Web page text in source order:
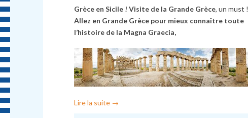
Grèce en Sicile ! Visite de la Grande Grèce, un must !
Allez en Grande Grèce pour mieux connaître toute
l’histoire de la Magna Graecia,
Lire la suite →